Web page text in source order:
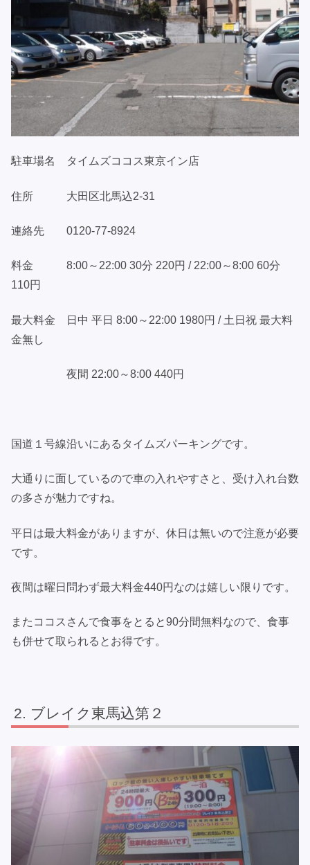
駐車場名 タイムズココス東京イン店
住所 大田区北馬込2-31
連絡先 0120-77-8924
料金 8:00～22:00 30分 220円 / 22:00～8:00 60分
110円
最大料金 日中 平日 8:00～22:00 1980円 / 土日祝 最大料
金無し
夜間 22:00～8:00 440円
国道１号線沿いにあるタイムズパーキングです。
大通りに面しているので車の入れやすさと、受け入れ台数
の多さが魅力ですね。
平日は最大料金がありますが、休日は無いので注意が必要
です。
夜間は曜日問わず最大料金440円なのは嬉しい限りです。
またココスさんで食事をとると90分間無料なので、食事
も併せて取られるとお得です。
ブレイク東馬込第２